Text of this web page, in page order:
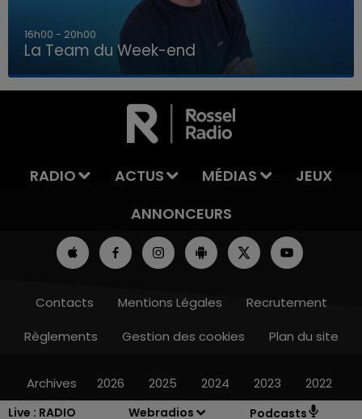
Live : RADIO Webradios Podcasts
LA TEAM DU WEEK-END
7h00 - 12h00
La Team du Week-end
RADIO ACTUS MÉDIAS
JEUX
ANNONCEURS
Contacts Mentions Légales
Recrutement
Règlements
Gestion des cookies Plan du site
Archives 2026 2025 2024 2023 2022